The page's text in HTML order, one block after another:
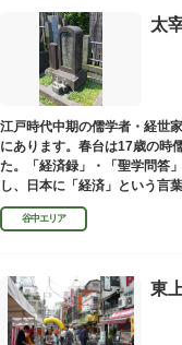
太
江戸時代中期の儒学者・経世
にあります。春台は17歳の時
た。「経済録」・「聖学問答
し、日本に「経済」という言
（1747）に没しました。
谷中エリア
東